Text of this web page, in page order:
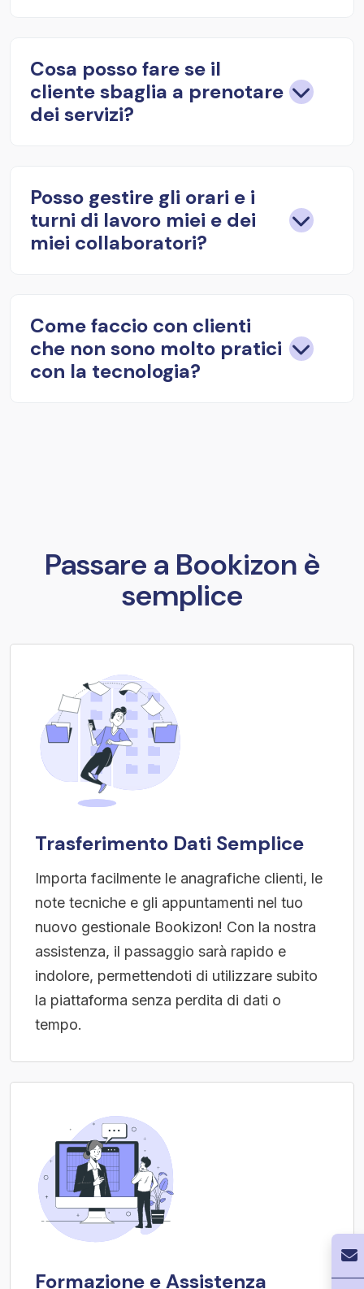
Cosa posso fare se il
cliente sbaglia a prenotare
dei servizi?
Posso gestire gli orari e i
turni di lavoro miei e dei
miei collaboratori?
Come faccio con clienti
che non sono molto pratici
con la tecnologia?
Passare a Bookizon è
semplice
Trasferimento Dati Semplice
Importa facilmente le anagrafiche clienti, le
note tecniche e gli appuntamenti nel tuo
nuovo gestionale Bookizon! Con la nostra
assistenza, il passaggio sarà rapido e
indolore, permettendoti di utilizzare subito
la piattaforma senza perdita di dati o
tempo.
Formazione e Assistenza